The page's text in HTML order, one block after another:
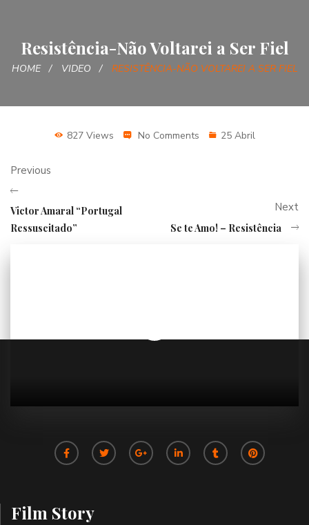
Resistência-Não Voltarei a Ser Fiel
HOME VIDEO RESISTÊNCIA-NÃO VOLTAREI A SER FIEL
827 Views No Comments 25 Abril
Previous
Victor Amaral “Portugal
Ressuscitado”
Next
Se te Amo! – Resistência
Film Story